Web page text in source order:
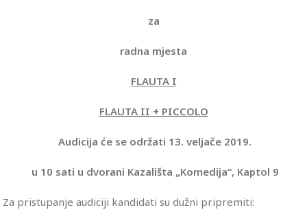
za
radna mjesta
FLAUTA I
FLAUTA II + PICCOLO
Audicija će se održati 13. veljače 2019.
u 10 sati u dvorani Kazališta „Komedija“, Kaptol 9
Za pristupanje audiciji kandidati su dužni pripremiti: